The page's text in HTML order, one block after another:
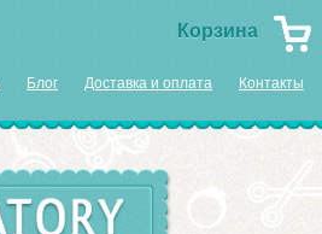
Корзина
Блог Доставка и оплата Контакты